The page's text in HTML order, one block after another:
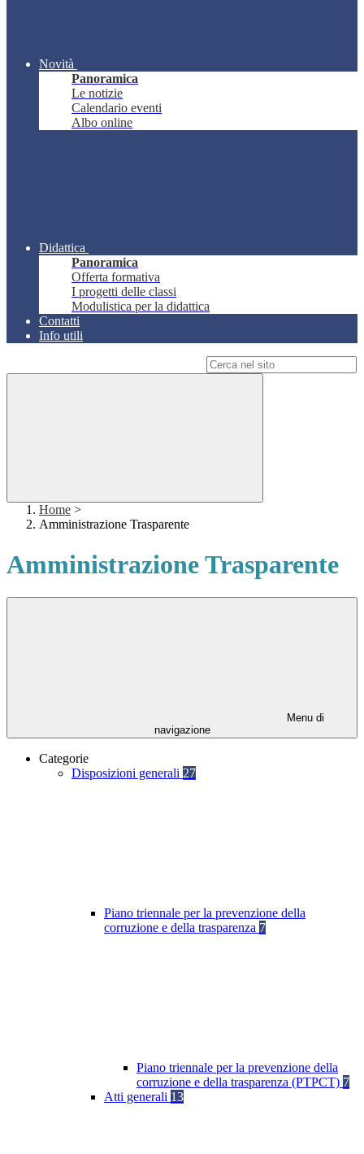
Novità
Panoramica
Le notizie
Calendario eventi
Albo online
Didattica
Panoramica
Offerta formativa
I progetti delle classi
Modulistica per la didattica
Contatti
Info utili
Home >
Amministrazione Trasparente
Amministrazione Trasparente
Menu di
navigazione
Categorie
Disposizioni generali 27
Piano triennale per la prevenzione della
corruzione e della trasparenza 7
Piano triennale per la prevenzione della
corruzione e della trasparenza (PTPCT) 7
Atti generali 13